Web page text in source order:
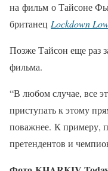
на фильм о Тайсоне
британец Lockdown
Позже Тайсон еще раз
фильма.
“В любом случае, все
приступать к этому
поважнее. К примеру,
претендентов и